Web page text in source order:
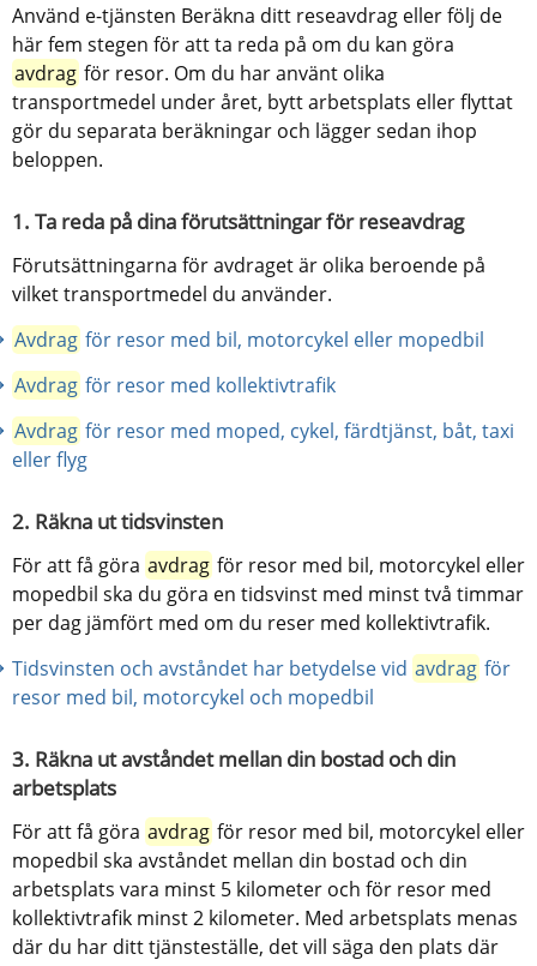
Använd e-tjänsten Beräkna ditt reseavdrag eller följ de
här fem stegen för att ta reda på om du kan göra
avdrag för resor. Om du har använt olika
transportmedel under året, bytt arbetsplats eller flyttat
gör du separata beräkningar och lägger sedan ihop
beloppen.
1. Ta reda på dina förutsättningar för reseavdrag
Förutsättningarna för avdraget är olika beroende på
vilket transportmedel du använder.
Avdrag för resor med bil, motorcykel eller mopedbil
Avdrag för resor med kollektivtrafik
Avdrag för resor med moped, cykel, färdtjänst, båt, taxi
eller flyg
2. Räkna ut tidsvinsten
För att få göra avdrag för resor med bil, motorcykel eller
mopedbil ska du göra en tidsvinst med minst två timmar
per dag jämfört med om du reser med kollektivtrafik.
Tidsvinsten och avståndet har betydelse vid avdrag för
resor med bil, motorcykel och mopedbil
3. Räkna ut avståndet mellan din bostad och din
arbetsplats
För att få göra avdrag för resor med bil, motorcykel eller
mopedbil ska avståndet mellan din bostad och din
arbetsplats vara minst 5 kilometer och för resor med
kollektivtrafik minst 2 kilometer. Med arbetsplats menas
där du har ditt tjänsteställe, det vill säga den plats där